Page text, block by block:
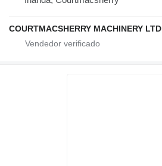
COURTMACSHERRY MACHINERY LTD